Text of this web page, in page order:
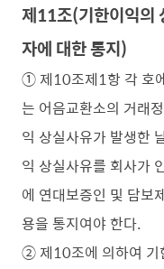
제11조(기한이익의
자에 대한 통지)
① 제10조제1항 각 호
는 어음교환소의 거래
익 상실사유가 발생한
익 상실사유를 회사가
에 연대보증인 및 담보
용을 통지여야 한다.
② 제10조에 의하여 기